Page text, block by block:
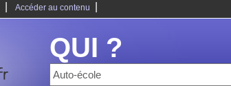
Accéder au contenu
QUI ?